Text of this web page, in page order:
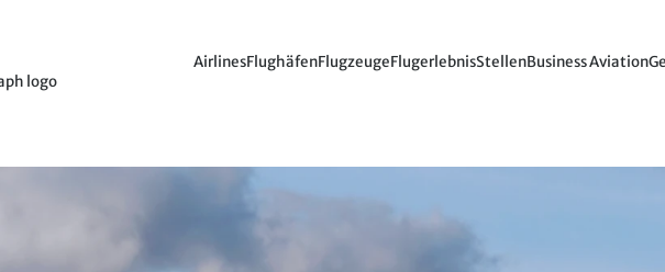
logo
AirlinesFlughäfenFlugzeugeFlugerlebnisStellenBusiness Aviation